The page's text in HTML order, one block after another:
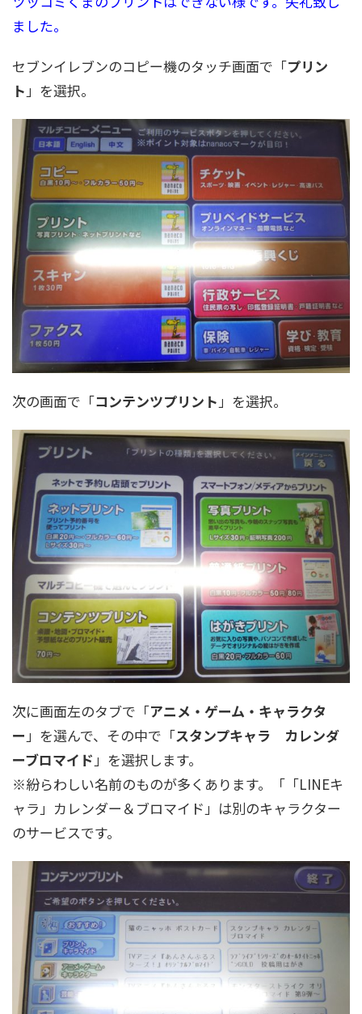
ました。
セブンイレブンのコピー機のタッチ画面で「プリン
ト」を選択。
次の画面で「コンテンツプリント 」を選択。
次に画面左のタブで「アニメ・ゲーム・キャラクタ
ー」を選んで、その中で「スタンプキャラ カレンダ
ーブロマイド」を選択します。
※紛らわしい名前のものが多くあります。「「LINEキ
ャラ」カレンダー＆ブロマイド」は別のキャラクター
のサービスです。